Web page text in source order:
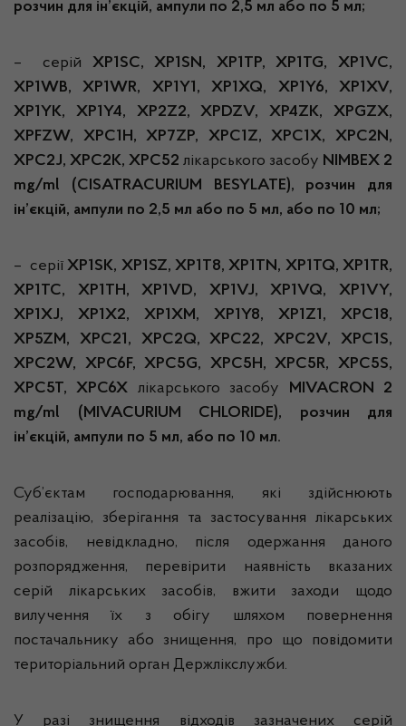
розчин для ін’єкцій, ампули по 2,5 мл або по 5 мл;
– серій XP1SC, XP1SN, XP1TP, XP1TG, XP1VC,
XP1WB, XP1WR, XP1Y1, XP1XQ, XP1Y6, XP1XV,
XP1YK, XP1Y4, XP2Z2, XPDZV, XP4ZK, XPGZX,
XPFZW, XPC1H, XP7ZP, XPC1Z, XPC1X, XPC2N,
XPC2J, XPC2K, XPC52 лікарського засобу NIMBEX 2
mg/ml (CISATRACURIUM BESYLATE), розчин для
ін’єкцій, ампули по 2,5 мл або по 5 мл, або по 10 мл;
– серіїXP1SK, XP1SZ, XP1T8, XP1TN, XP1TQ, XP1TR,
XP1TC, XP1TH, XP1VD, XP1VJ, XP1VQ, XP1VY,
XP1XJ, XP1X2, XP1XM, XP1Y8, XP1Z1, XPC18,
XP5ZM, XPC21, XPC2Q, XPC22, XPC2V, XPC1S,
XPC2W, XPC6F, XPC5G, XPC5H, XPC5R, XPC5S,
XPC5T, XPC6X лікарського засобу MIVACRON 2
mg/ml (MIVACURIUM CHLORIDE), розчин для
ін’єкцій, ампули по 5 мл, або по 10 мл.
Суб’єктам господарювання, які здійснюють
реалізацію, зберігання та застосування лікарських
засобів, невідкладно, після одержання даного
розпорядження, перевірити наявність вказаних
серій лікарських засобів, вжити заходи щодо
вилучення їх з обігу шляхом повернення
постачальнику або знищення, про що повідомити
територіальний орган Держлікслужби.
У разі знищення відходів зазначених серій